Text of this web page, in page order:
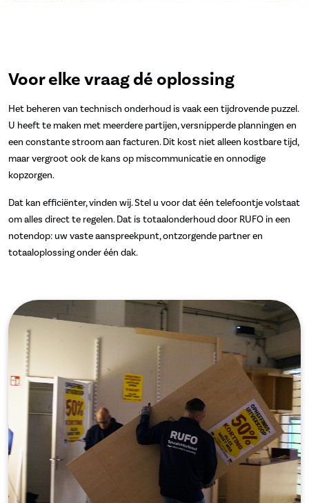
Voor elke vraag dé oplossing
Het beheren van technisch onderhoud is vaak een tijdrovende puzzel.
U heeft te maken met meerdere partijen, versnipperde planningen en
een constante stroom aan facturen. Dit kost niet alleen kostbare tijd,
maar vergroot ook de kans op miscommunicatie en onnodige
kopzorgen.
Dat kan efficiënter, vinden wij. Stel u voor dat één telefoontje volstaat
om alles direct te regelen. Dat is totaalonderhoud door RUFO in een
notendop: uw vaste aanspreekpunt, ontzorgende partner en
totaaloplossing onder één dak.